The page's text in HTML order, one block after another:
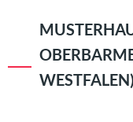
WESTFALEN)